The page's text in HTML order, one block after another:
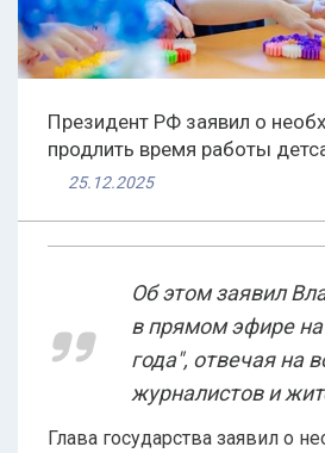
Президент РФ заявил о
продлить время работы
25.12.2025
Об этом заявил
в прямом эфире на
года", отвечая на
журналистов и
Глава государства заявил о